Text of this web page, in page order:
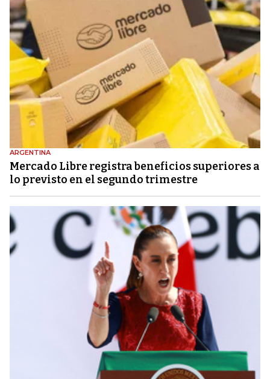
ARGENTINA
Mercado Libre registra beneficios superiores a
lo previsto en el segundo trimestre